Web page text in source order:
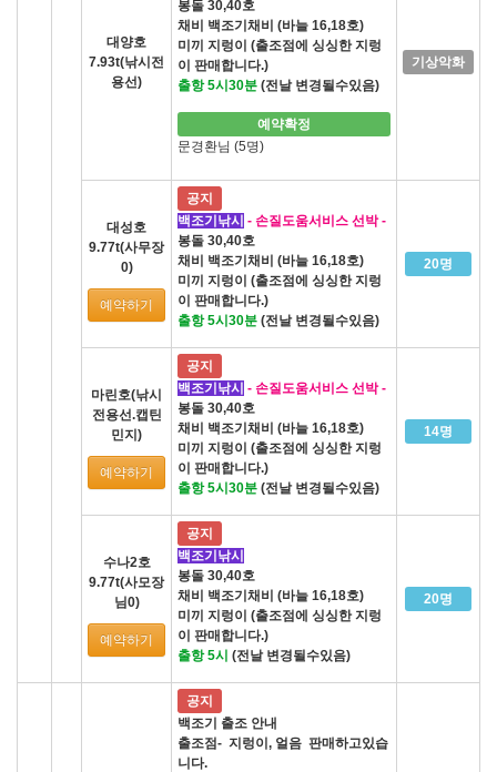
대양호
7.93t(낚시전
용선)
봉돌 30,40호
채비 백조기채비 (바늘 16,18호)
미끼 지렁이 (출조점에 싱싱한 지렁
이 판매합니다.)
출항 5시30분 (전날 변경될수있음)
예약확정
문경환님 (5명)
기상악화
대성호
9.77t(사무장
0)
예약하기
공지
백조기낚시 - 손질도움서비스 선박 -
봉돌 30,40호
채비 백조기채비 (바늘 16,18호)
미끼 지렁이 (출조점에 싱싱한 지렁
이 판매합니다.)
출항 5시30분 (전날 변경될수있음)
20명
마린호(낚시
전용선.캡틴
민지)
예약하기
공지
백조기낚시 - 손질도움서비스 선박 -
봉돌 30,40호
채비 백조기채비 (바늘 16,18호)
미끼 지렁이 (출조점에 싱싱한 지렁
이 판매합니다.)
출항 5시30분 (전날 변경될수있음)
14명
수나2호
9.77t(사모장
님0)
예약하기
공지
백조기낚시
봉돌 30,40호
채비 백조기채비 (바늘 16,18호)
미끼 지렁이 (출조점에 싱싱한 지렁
이 판매합니다.)
출항 5시 (전날 변경될수있음)
20명
공지
백조기 출조 안내
출조점- 지렁이, 얼음 판매하고있습
니다.